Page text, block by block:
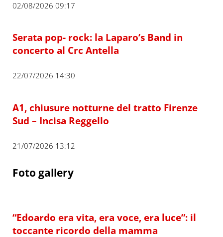
02/08/2026 09:17
Serata pop- rock: la Laparo’s Band in
concerto al Crc Antella
22/07/2026 14:30
A1, chiusure notturne del tratto Firenze
Sud – Incisa Reggello
21/07/2026 13:12
Foto gallery
“Edoardo era vita, era voce, era luce”: il
toccante ricordo della mamma